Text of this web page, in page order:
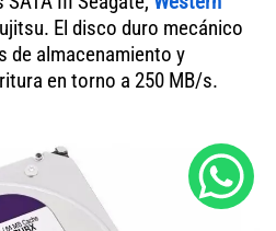
El disco duro mecánico
de almacenamiento y
en torno a 250 MB/s.